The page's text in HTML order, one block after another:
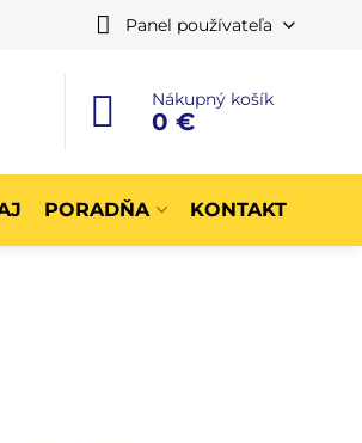
Panel používateľa
Nákupný košík
0 €
PORADŇA KONTAKT